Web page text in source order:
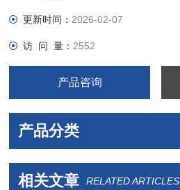
更新时间： 2026-02-07
访 问 量： 2552
产品咨询
产品分类
相关文章 RELATED ARTICLES